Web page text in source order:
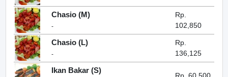
Chasio (M)
-
Rp.
102,850
Chasio (L)
-
Rp.
136,125
Ikan Bakar (S)